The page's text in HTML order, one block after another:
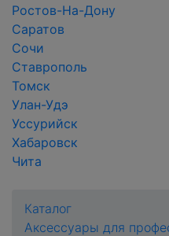
Ростов-На-Дону
Саратов
Сочи
Ставрополь
Томск
Улан-Удэ
Уссурийск
Хабаровск
Чита
Каталог
Аксессуары для